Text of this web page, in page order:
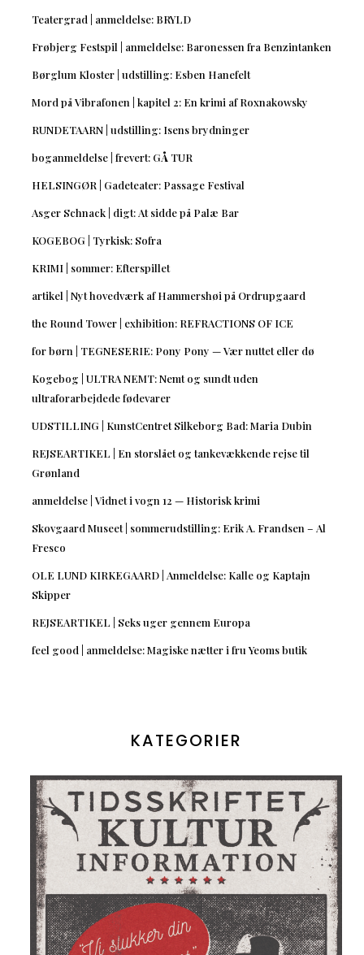
Teatergrad | anmeldelse: BRYLD
Frøbjerg Festspil | anmeldelse: Baronessen fra Benzintanken
Børglum Kloster | udstilling: Esben Hanefelt
Mord på Vibrafonen | kapitel 2: En krimi af Roxnakowsky
RUNDETAARN | udstilling: Isens brydninger
boganmeldelse | frevert: GÅ TUR
HELSINGØR | Gadeteater: Passage Festival
Asger Schnack | digt: At sidde på Palæ Bar
KOGEBOG | Tyrkisk: Sofra
KRIMI | sommer: Efterspillet
artikel | Nyt hovedværk af Hammershøi på Ordrupgaard
the Round Tower | exhibition: REFRACTIONS OF ICE
for børn | TEGNESERIE: Pony Pony — Vær nuttet eller dø
Kogebog | ULTRA NEMT: Nemt og sundt uden
ultraforarbejdede fødevarer
UDSTILLING | KunstCentret Silkeborg Bad: Maria Dubin
REJSEARTIKEL | En storslået og tankevækkende rejse til
Grønland
anmeldelse | Vidnet i vogn 12 — Historisk krimi
Skovgaard Museet | sommerudstilling: Erik A. Frandsen – Al
Fresco
OLE LUND KIRKEGAARD | Anmeldelse: Kalle og Kaptajn
Skipper
REJSEARTIKEL | Seks uger gennem Europa
feel good | anmeldelse: Magiske nætter i fru Yeoms butik
KATEGORIER